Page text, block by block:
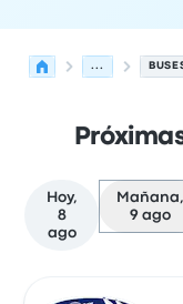
...
Hoy,
8
ago
Mañana,
9 ago